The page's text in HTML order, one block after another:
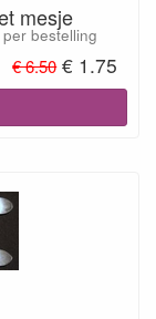
mesje
bestelling
€ 6.50 € 1.75